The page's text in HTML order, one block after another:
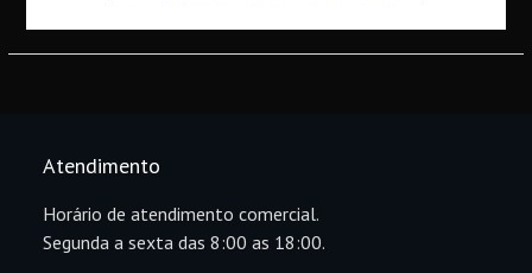
Atendimento
Horário de atendimento comercial.
Segunda a sexta das 8:00 as 18:00.